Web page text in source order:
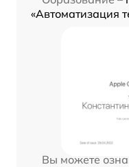
«Автоматизация
Вы можете